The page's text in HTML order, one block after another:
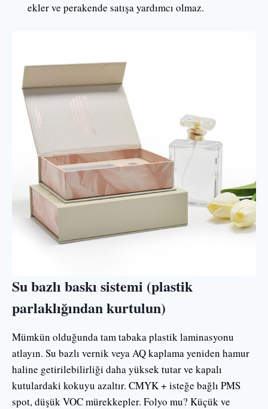
ekler ve perakende satışa yardımcı olmaz.
Su bazlı baskı sistemi (plastik
parlaklığından kurtulun)
Mümkün olduğunda tam tabaka plastik laminasyonu
atlayın. Su bazlı vernik veya AQ kaplama yeniden hamur
haline getirilebilirliği daha yüksek tutar ve kapalı
kutulardaki kokuyu azaltır. CMYK + isteğe bağlı PMS
spot, düşük VOC mürekkepler. Folyo mu? Küçük ve